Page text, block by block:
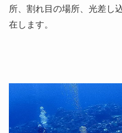
所、割れ目の場所、光差し
在します。